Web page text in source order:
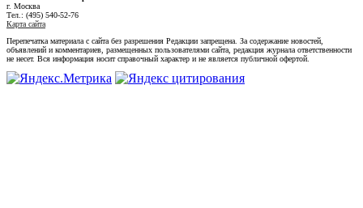
г. Москва
Тел.: (495) 540-52-76
Карта сайта
Перепечатка материала с сайта без разрешения Редакции запрещена. За содержание новостей,
объявлений и комментариев, размещенных пользователями сайта, редакция журнала ответственности
не несет. Вся информация носит справочный характер и не является публичной офертой.